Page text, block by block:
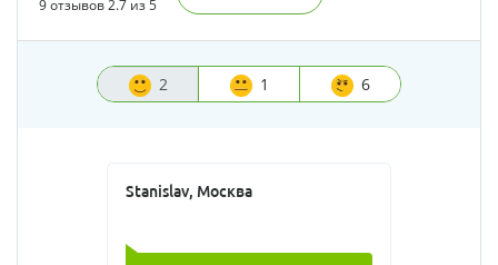
9 отзывов2.7 из 5
2 1 6
Stanislav, Москва